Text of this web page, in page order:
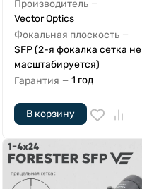
Производитель —
Vector Optics
Фокальная плоскость —
SFP (2-я фокалка сетка не
масштабируется)
Гарантия — 1 год
В корзину